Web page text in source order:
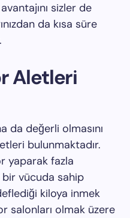
sizler de
da kısa süre
Aletleri
da değerli olmasını
bulunmaktadır.
yaparak fazla
vücuda sahip
kiloya inmek
salonları olmak üzere